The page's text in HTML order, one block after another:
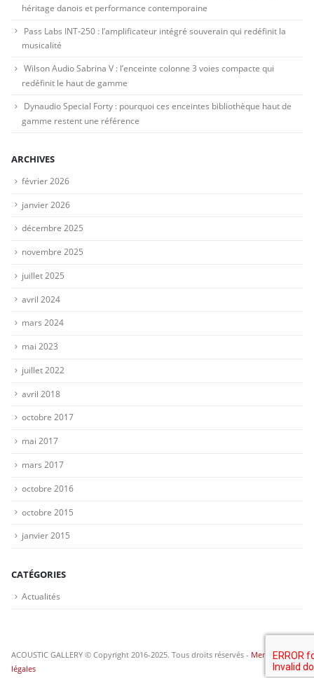
héritage danois et performance contemporaine
Pass Labs INT-250 : l’amplificateur intégré souverain qui redéfinit la
musicalité
Wilson Audio Sabrina V : l’enceinte colonne 3 voies compacte qui
redéfinit le haut de gamme
Dynaudio Special Forty : pourquoi ces enceintes bibliothèque haut de
gamme restent une référence
ARCHIVES
février 2026
janvier 2026
décembre 2025
novembre 2025
juillet 2025
avril 2024
mars 2024
mai 2023
juillet 2022
avril 2018
octobre 2017
mai 2017
mars 2017
octobre 2016
octobre 2015
janvier 2015
CATÉGORIES
Actualités
ACOUSTIC GALLERY © Copyright 2016-2025. Tous droits réservés - Mentions
légales